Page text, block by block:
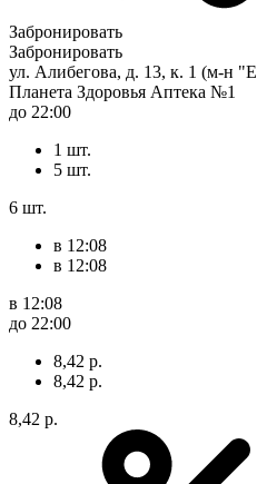
Забронировать
Забронировать
ул. Алибегова, д. 13, к. 1 (м-н
Планета Здоровья Аптека №1
до 22:00
1 шт.
5 шт.
6 шт.
в 12:08
в 12:08
в 12:08
до 22:00
8,42 р.
8,42 р.
8,42 р.